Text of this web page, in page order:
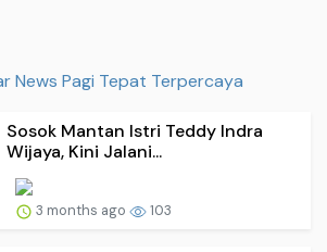
News Pagi Tepat Terpercaya
Sosok Mantan Istri Teddy Indra
Wijaya, Kini Jalani...
3 months ago 103